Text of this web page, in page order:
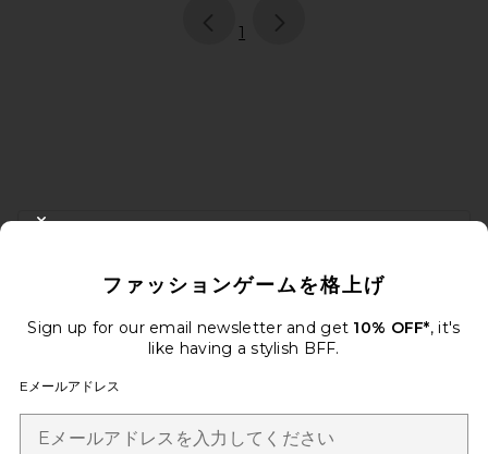
page
1
FOOTER
メールを送信することにより、当社のニュースレターに登録。いつで
Email Address
ファッションゲームを格上げ
Sign up for our email newsletter and get 10% OFF*, it's
like having a stylish BFF.
Eメールアドレス